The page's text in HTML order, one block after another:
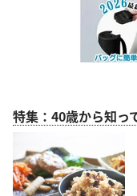
特集：40歳から知っ